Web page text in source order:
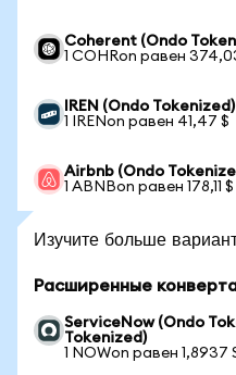
Coherent (Ondo
1 COHRon равен
IREN (Ondo
1 IRENon равен 41,47 $
Airbnb (Ondo
1 ABNBon равен 178,11 $
Изучите больше
Расширенные
ServiceNow (Ondo
Tokenized)
1 NOWon равен 1,8937